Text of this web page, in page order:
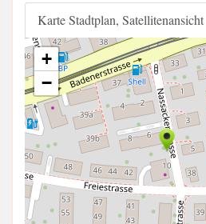
Karte Stadtplan, Satellitenansicht
+
−